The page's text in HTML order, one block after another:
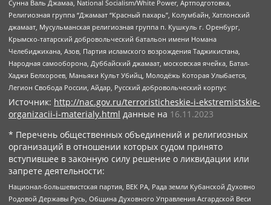
Сунна Валь Джамаа, National Socialism/White Power, Артподготовка,
Религиозная группа “Джамаат “Красный пахарь”, Колумбайн, Хатлонский
джамаат, Мусульманская религиозная группа п. Кушкуль г. Оренбург,
Крымско-татарский добровольческий батальон имени Номана
Челебиджихана, Азов, Партия исламского возрождения Таджикистана,
Народная самооборона, Дуббайский джамаат, московская ячейка, Батал-
Хаджи Белхороев, Маньяки Культ Убийц, Молодёжь Которая Улыбается,
Легион Свобода России, Айдар, Русский добровольческий корпус
Источник: http://nac.gov.ru/terroristicheskie-i-ekstremistskie-
organizacii-i-materialy.html данные на 16.11.2023
* Перечень общественных объединений и религиозных
организаций в отношении которых судом принято
вступившее в законную силу решение о ликвидации или
запрете деятельности:
Национал-большевистская партия, ВЕК РА, Рада земли Кубанской Духовно
Родовой Державы Русь, Община Духовного Управления Асгардской Веси